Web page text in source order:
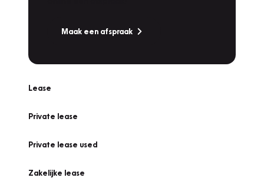
Maak een afspraak
Lease
Private lease
Private lease used
Zakelijke lease